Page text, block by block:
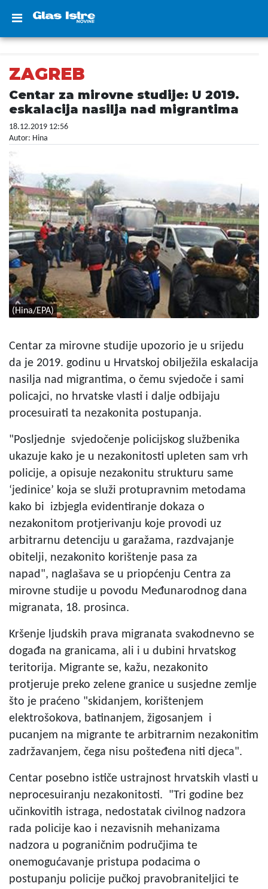
ZAGREB
Centar za mirovne studije: U 2019.
eskalacija nasilja nad migrantima
18.12.2019 12:56
Autor: Hina
(Hina/EPA)
Centar za mirovne studije upozorio je u srijedu
da je 2019. godinu u Hrvatskoj obilježila eskalacija
nasilja nad migrantima, o čemu svjedoče i sami
policajci, no hrvatske vlasti i dalje odbijaju
procesuirati ta nezakonita postupanja.
"Posljednje svjedočenje policijskog službenika
ukazuje kako je u nezakonitosti upleten sam vrh
policije, a opisuje nezakonitu strukturu same
‘jedinice’ koja se služi protupravnim metodama
kako bi izbjegla evidentiranje dokaza o
nezakonitom protjerivanju koje provodi uz
arbitrarnu detenciju u garažama, razdvajanje
obitelji, nezakonito korištenje pasa za
napad", naglašava se u priopćenju Centra za
mirovne studije u povodu Međunarodnog dana
migranata, 18. prosinca.
Kršenje ljudskih prava migranata svakodnevno se
događa na granicama, ali i u dubini hrvatskog
teritorija. Migrante se, kažu, nezakonito
protjeruje preko zelene granice u susjedne zemlje
što je praćeno "skidanjem, korištenjem
elektrošokova, batinanjem, žigosanjem i
pucanjem na migrante te arbitrarnim nezakonitim
zadržavanjem, čega nisu pošteđena niti djeca".
Centar posebno ističe ustrajnost hrvatskih vlasti u
neprocesuiranju nezakonitosti. "Tri godine bez
učinkovitih istraga, nedostatak civilnog nadzora
rada policije kao i nezavisnih mehanizama
nadzora u pograničnim područjima te
onemogućavanje pristupa podacima o
postupanju policije pučkoj pravobraniteljici te